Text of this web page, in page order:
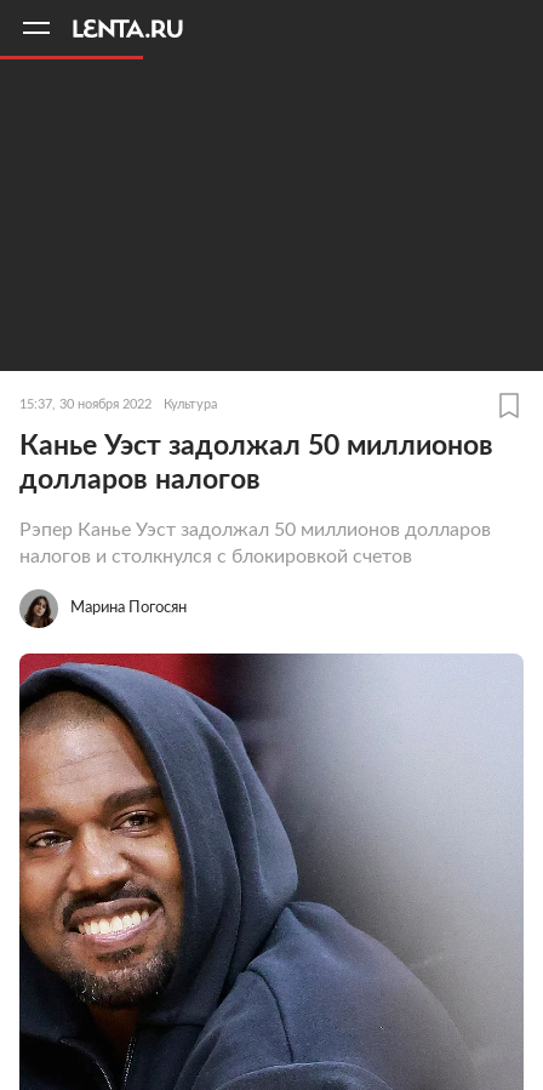
15:37, 30 ноября 2022 Культура
Канье Уэст задолжал 50 миллионов
долларов налогов
Рэпер Канье Уэст задолжал 50 миллионов долларов
налогов и столкнулся с блокировкой счетов
Марина Погосян